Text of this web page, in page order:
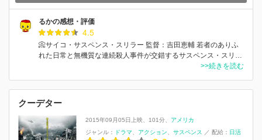
るかの感想・評価
4.5
📀サイコ・サスペンス・スリラー 監督：吉田恵輔 若者のありふ
れた日常と無機質な連続殺人事件が交錯するサスペンス・スリ…
>>続きを読む
クーデター
2015年09月05日上映 101分
アメリカ
ジャンル：
ドラマ アクション サスペンス ／ 配給： 日活